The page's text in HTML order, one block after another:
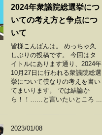
2024年衆議院総選挙につ
いての考え方と争点につ
いて
皆様こんばんは。 めっちゃ久
しぶりの投稿です。 今回はタ
イトルにあります通り、2024年
10月27日に行われる衆議院総選
挙について僕なりの考えを書い
てまいります。 では結論か
ら！！……と言いたいところ ...
2023/01/08